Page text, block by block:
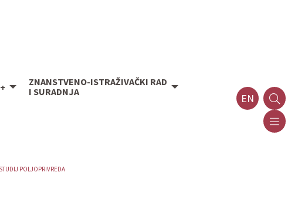
ZNANSTVENO-ISTRAŽIVAČKI RAD
I SURADNJA
EN
POLJOPRIVREDA